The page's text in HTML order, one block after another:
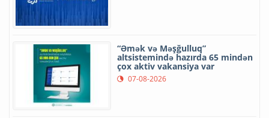
“Əmək və Məşğulluq”
altsistemində hazırda 65 mindən
çox aktiv vakansiya var
07-08-2026